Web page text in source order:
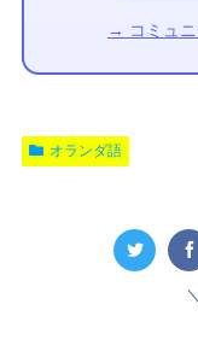
→ コミュニ
オランダ語